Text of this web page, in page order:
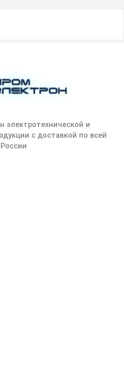
электротехнической и
с доставкой по всей
России